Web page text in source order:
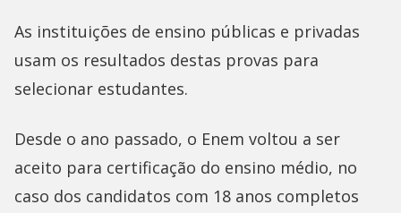
As instituições de ensino públicas e privadas
usam os resultados destas provas para
selecionar estudantes.
Desde o ano passado, o Enem voltou a ser
aceito para certificação do ensino médio, no
caso dos candidatos com 18 anos completos